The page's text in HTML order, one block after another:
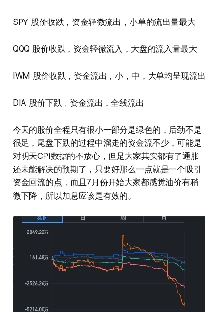
SPY 股价收跌，资金轻微流出，小单的流出量最大
QQQ 股价收跌，资金轻微流入，大盘的流入量最大
IWM 股价收跌，资金流出，小，中，大单均呈现流出
DIA 股价下跌，资金流出，全线流出
今天的股价全程只有很小一部分是绿色的，后劲不是
很足，尾盘下跌的过程中溜走的资金流不少，可能是
对明天CPI数据的不放心，但是大家其实都有了通胀
还未能解决的预期了，只要好那么一点就是一个吸引
资金回流的点，而且7月份开始大家都感觉油价有稍
微下降，所以加息应该是有效的。